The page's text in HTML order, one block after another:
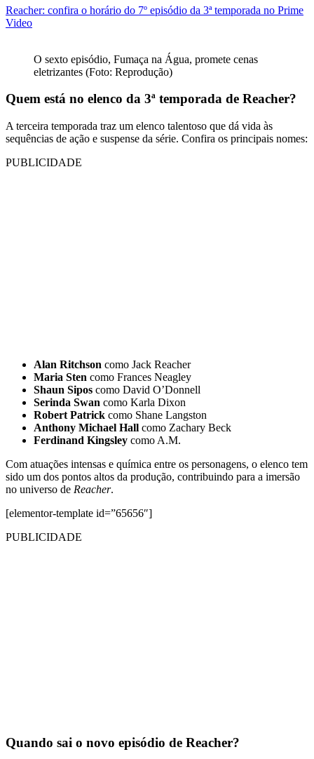
Reacher: confira o horário do 7º episódio da 3ª temporada no Prime
Video
O sexto episódio, Fumaça na Água, promete cenas
eletrizantes (Foto: Reprodução)
Quem está no elenco da 3ª temporada de Reacher?
A terceira temporada traz um elenco talentoso que dá vida às
sequências de ação e suspense da série. Confira os principais nomes:
PUBLICIDADE
Alan Ritchson como Jack Reacher
Maria Sten como Frances Neagley
Shaun Sipos como David O’Donnell
Serinda Swan como Karla Dixon
Robert Patrick como Shane Langston
Anthony Michael Hall como Zachary Beck
Ferdinand Kingsley como A.M.
Com atuações intensas e química entre os personagens, o elenco tem
sido um dos pontos altos da produção, contribuindo para a imersão
no universo de Reacher.
[elementor-template id=”65656″]
PUBLICIDADE
Quando sai o novo episódio de Reacher?